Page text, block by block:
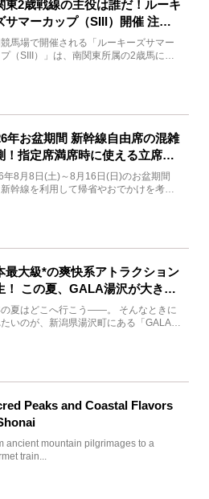
東2歳戦線の主役は誰だ！ルーキ
サマーカップ（SIII）開催 注目
見どころをチェック
馬場で開催される「ルーキーズサマー
（SIII）」は、南関東所属の2歳馬によ
年お盆期間 新幹線自由席の混雑
！指定席満席時に使える立席特
も解説
年8月8日(土)～8月16日(日)のお盆期間
幹線を利用して帰省やおでかけを考え
最大級*の爽快系アトラクション
！ この夏、GALA湯沢が大きく
れ変わる
夏はどこへ行こう――。 そんなときに
いのが、新潟県湯沢町にある「GALA湯
Peaks and Coastal Flavors
ancient mountain pilgrimages to a
train...